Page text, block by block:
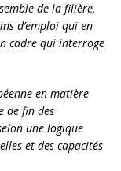
de la filière,
d’emploi qui en
cadre qui interroge
en matière
de fin des
une logique
et des capacités